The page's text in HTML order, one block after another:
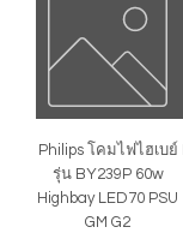
Philips โคมไฟไฮเบย์
รุ่น BY239P 60w
Highbay LED70 PSU
GM G2